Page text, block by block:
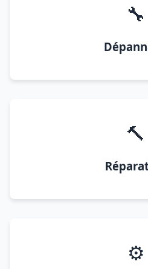
🔧
🔨
⚙️